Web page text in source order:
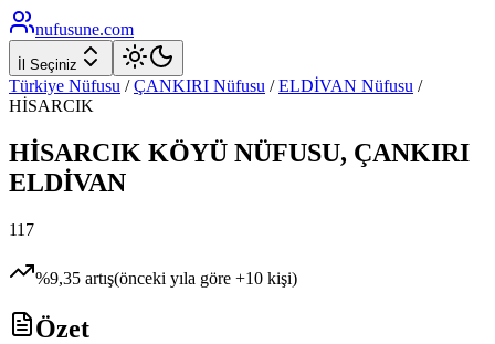
nufusune.com
İl Seçiniz
Türkiye Nüfusu / ÇANKIRI Nüfusu / ELDİVAN Nüfusu /
HİSARCIK
HİSARCIK KÖYÜ NÜFUSU, ÇANKIRI
ELDİVAN
117
%9,35 artış(önceki yıla göre +10 kişi)
Özet